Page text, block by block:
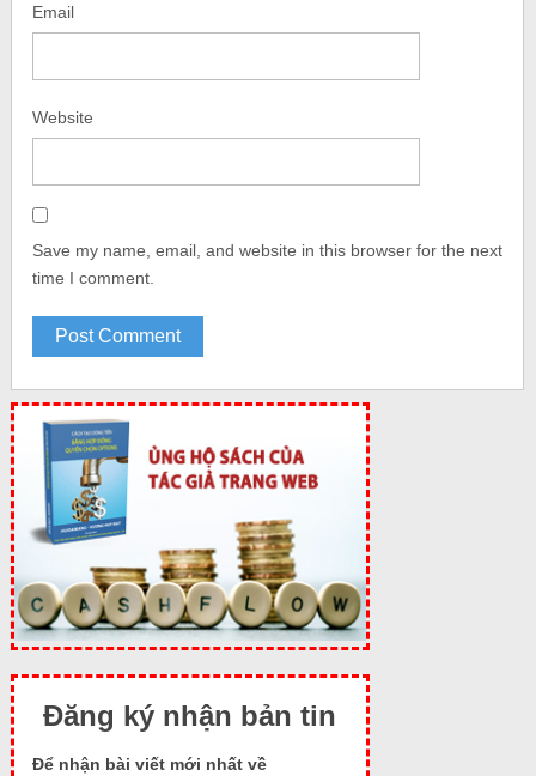
Email
Website
Save my name, email, and website in this browser for the next
time I comment.
Đăng ký nhận bản tin
Để nhận bài viết mới nhất về